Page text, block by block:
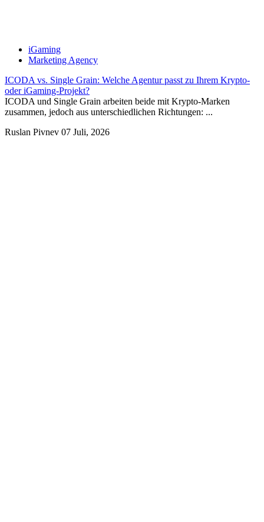
iGaming
Marketing Agency
ICODA vs. Single Grain: Welche Agentur passt zu Ihrem Krypto-
oder iGaming-Projekt?
ICODA und Single Grain arbeiten beide mit Krypto-Marken
zusammen, jedoch aus unterschiedlichen Richtungen: ...
Ruslan Pivnev 07 Juli, 2026